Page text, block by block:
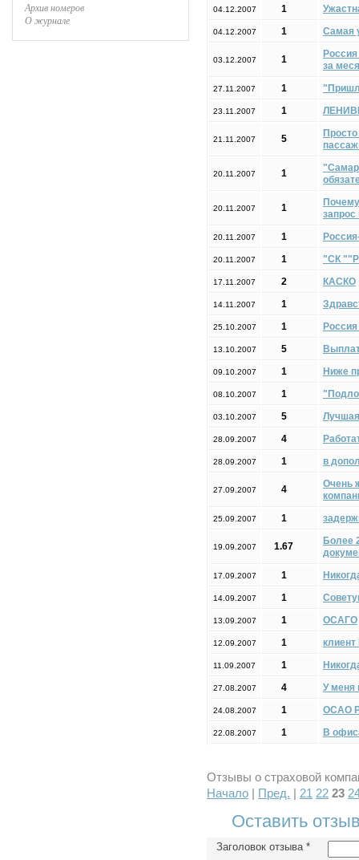
Архив номеров
О журнале
04.12.2007 1
04.12.2007 1 Самая
03.12.2007 1
за
27.11.2007 1
23.11.2007 1
21.11.2007 5
20.11.2007 1
20.11.2007 1
20.11.2007 1
20.11.2007 1 "СК
17.11.2007 2 КАСКО
14.11.2007 1
25.10.2007 1
13.10.2007 5
09.10.2007 1 Ниже
08.10.2007 1
03.10.2007 5
28.09.2007 4
28.09.2007 1 в
27.09.2007 4
Очень
25.09.2007 1
19.09.2007 1.67
Более
17.09.2007 1
14.09.2007 1
13.09.2007 1 ОСАГО
12.09.2007 1
11.09.2007 1
27.08.2007 4 У меня
24.08.2007 1 ОСАО
22.08.2007 1 В
Отзывы о страховой
Начало
Пред. 21 22 23
Оставить
Заголовок отзыва *